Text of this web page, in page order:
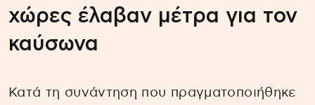
χώρες έλαβαν μέτρα για τον
καύσωνα
Κατά τη συνάντηση που πραγματοποιήθηκε